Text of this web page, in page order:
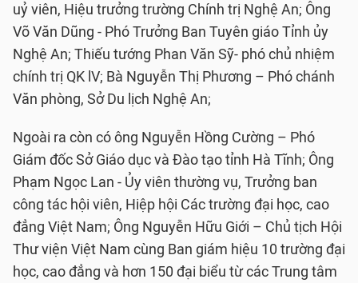
uỷ viên, Hiệu trưởng trường Chính trị Nghệ An; Ông
Võ Văn Dũng - Phó Trưởng Ban Tuyên giáo Tỉnh ủy
Nghệ An; Thiếu tướng Phan Văn Sỹ- phó chủ nhiệm
chính trị QK lV; Bà Nguyễn Thị Phương – Phó chánh
Văn phòng, Sở Du lịch Nghệ An;
Ngoài ra còn có ông Nguyễn Hồng Cường – Phó
Giám đốc Sở Giáo dục và Đào tạo tỉnh Hà Tĩnh; Ông
Phạm Ngọc Lan - Ủy viên thường vụ, Trưởng ban
công tác hội viên, Hiệp hội Các trường đại học, cao
đẳng Việt Nam; Ông Nguyễn Hữu Giới – Chủ tịch Hội
Thư viện Việt Nam cùng Ban giám hiệu 10 trường đại
học, cao đẳng và hơn 150 đại biểu từ các Trung tâm